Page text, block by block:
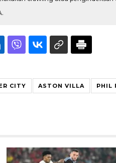
CITY ASTON VILLA PHIL